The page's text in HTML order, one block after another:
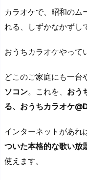
カラオケで、昭和のム
れる、しずかなかずし
おうちカラオケやって
どこのご家庭にも一台
ソコン。これを、 おう
る、おうちカラオケ
インターネットがあれ
ついた本格的な歌い放
使えます。